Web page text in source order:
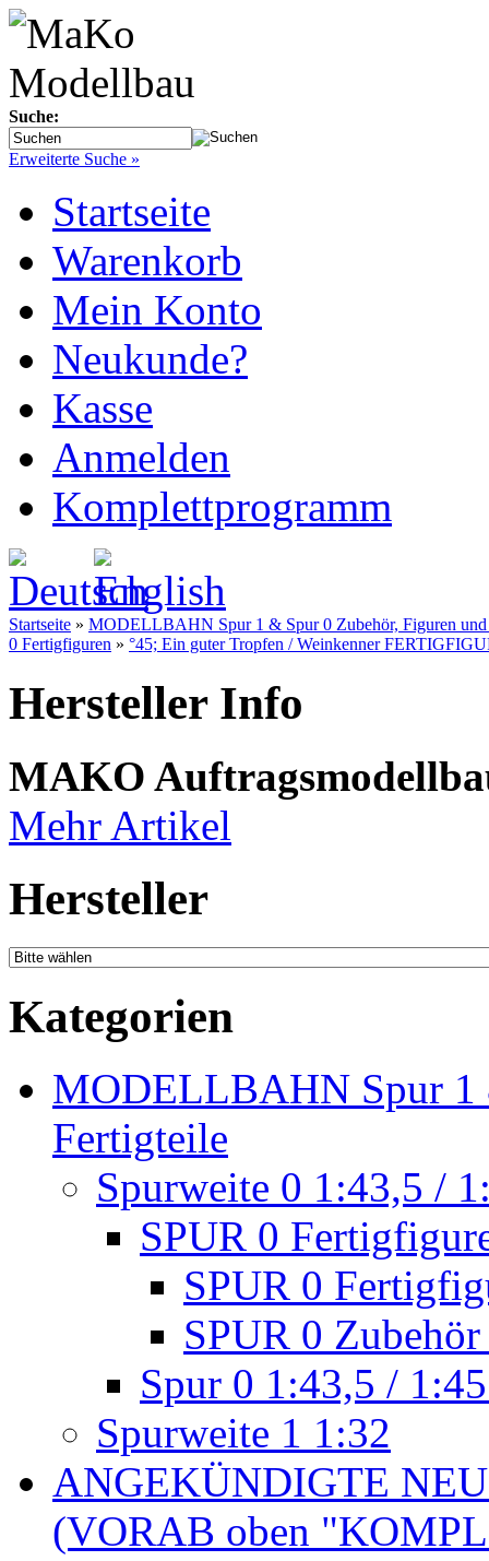
Suche:
Erweiterte Suche »
Startseite
Warenkorb
Mein Konto
Neukunde?
Kasse
Anmelden
Komplettprogramm
Startseite » MODELLBAHN Spur 1 & Spur 0 Zubehör, Figuren und
0 Fertigfiguren » °45; Ein guter Tropfen / Weinkenner
Hersteller Info
MAKO
Mehr Artikel
Hersteller
Kategorien
MODELLBAHN Spur 1
Fertigteile
Spurweite 0 1:43,5 /
SPUR 0
SPUR 0
SPUR 0
Spur 0 1:43,5 /
Spurweite 1 1:32
ANGEKÜNDIGTE
(VORAB oben